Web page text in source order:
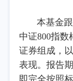
本基金
中证800指
证券组成，
表现。报告
即完全按照